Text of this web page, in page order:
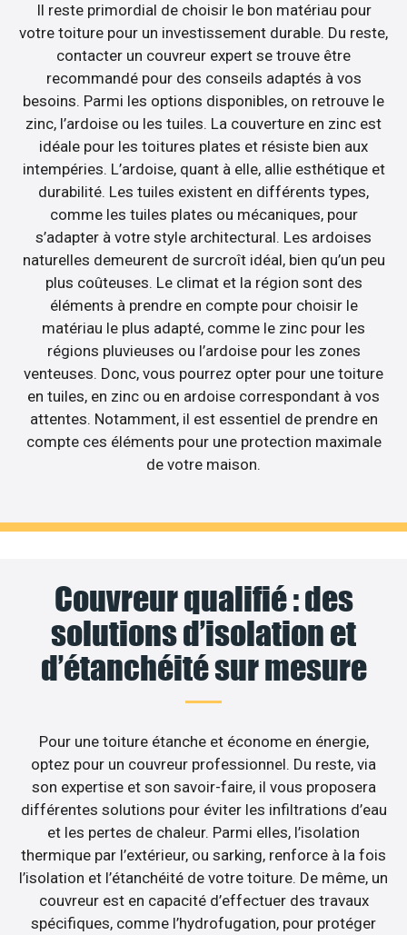
Il reste primordial de choisir le bon matériau pour
votre toiture pour un investissement durable. Du reste,
contacter un couvreur expert se trouve être
recommandé pour des conseils adaptés à vos
besoins. Parmi les options disponibles, on retrouve le
zinc, l’ardoise ou les tuiles. La couverture en zinc est
idéale pour les toitures plates et résiste bien aux
intempéries. L’ardoise, quant à elle, allie esthétique et
durabilité. Les tuiles existent en différents types,
comme les tuiles plates ou mécaniques, pour
s’adapter à votre style architectural. Les ardoises
naturelles demeurent de surcroît idéal, bien qu’un peu
plus coûteuses. Le climat et la région sont des
éléments à prendre en compte pour choisir le
matériau le plus adapté, comme le zinc pour les
régions pluvieuses ou l’ardoise pour les zones
venteuses. Donc, vous pourrez opter pour une toiture
en tuiles, en zinc ou en ardoise correspondant à vos
attentes. Notamment, il est essentiel de prendre en
compte ces éléments pour une protection maximale
de votre maison.
Couvreur qualifié : des
solutions d’isolation et
d’étanchéité sur mesure
Pour une toiture étanche et économe en énergie,
optez pour un couvreur professionnel. Du reste, via
son expertise et son savoir-faire, il vous proposera
différentes solutions pour éviter les infiltrations d’eau
et les pertes de chaleur. Parmi elles, l’isolation
thermique par l’extérieur, ou sarking, renforce à la fois
l’isolation et l’étanchéité de votre toiture. De même, un
couvreur est en capacité d’effectuer des travaux
spécifiques, comme l’hydrofugation, pour protéger